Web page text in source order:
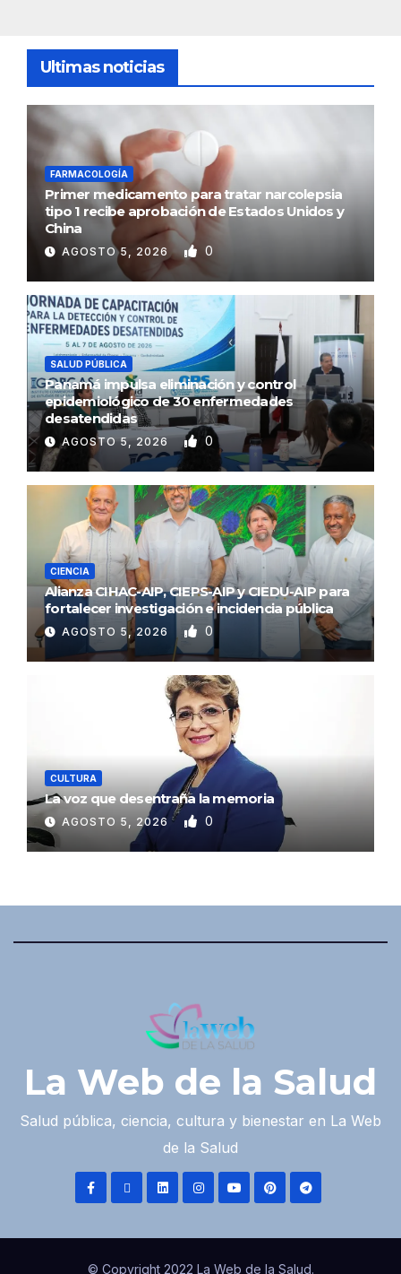
Ultimas noticias
FARMACOLOGÍA
Primer medicamento para tratar narcolepsia
tipo 1 recibe aprobación de Estados Unidos y
China
AGOSTO 5, 2026 0
SALUD PÚBLICA
Panamá impulsa eliminación y control
epidemiológico de 30 enfermedades
desatendidas
AGOSTO 5, 2026 0
CIENCIA
Alianza CIHAC-AIP, CIEPS-AIP y CIEDU-AIP para
fortalecer investigación e incidencia pública
AGOSTO 5, 2026 0
CULTURA
La voz que desentraña la memoria
AGOSTO 5, 2026 0
La Web de la Salud
Salud pública, ciencia, cultura y bienestar en La Web
de la Salud
© Copyright 2022 La Web de la Salud.